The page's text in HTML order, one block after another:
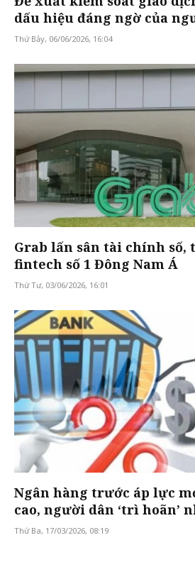
dấu hiệu đáng ngờ của
Thứ Bảy, 06/06/2026, 16:04
Grab lấn sân tài chính số,
fintech số 1 Đông Nam Á
Thứ Tư, 03/06/2026, 16:01
Ngân hàng trước áp lực
cao, người dân ‘trì hoãn’
Thứ Ba, 17/03/2026, 08:19